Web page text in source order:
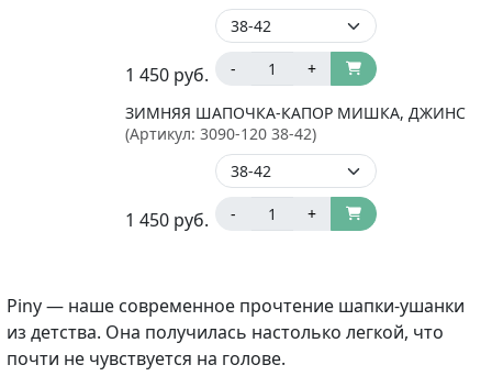
1 450 руб. - +
ЗИМНЯЯ ШАПОЧКА-КАПОР МИШКА, ДЖИНС
(Артикул: 3090-120 38-42)
1 450 руб. - +
Piny — наше современное прочтение шапки-ушанки
из детства. Она получилась настолько легкой, что
почти не чувствуется на голове.